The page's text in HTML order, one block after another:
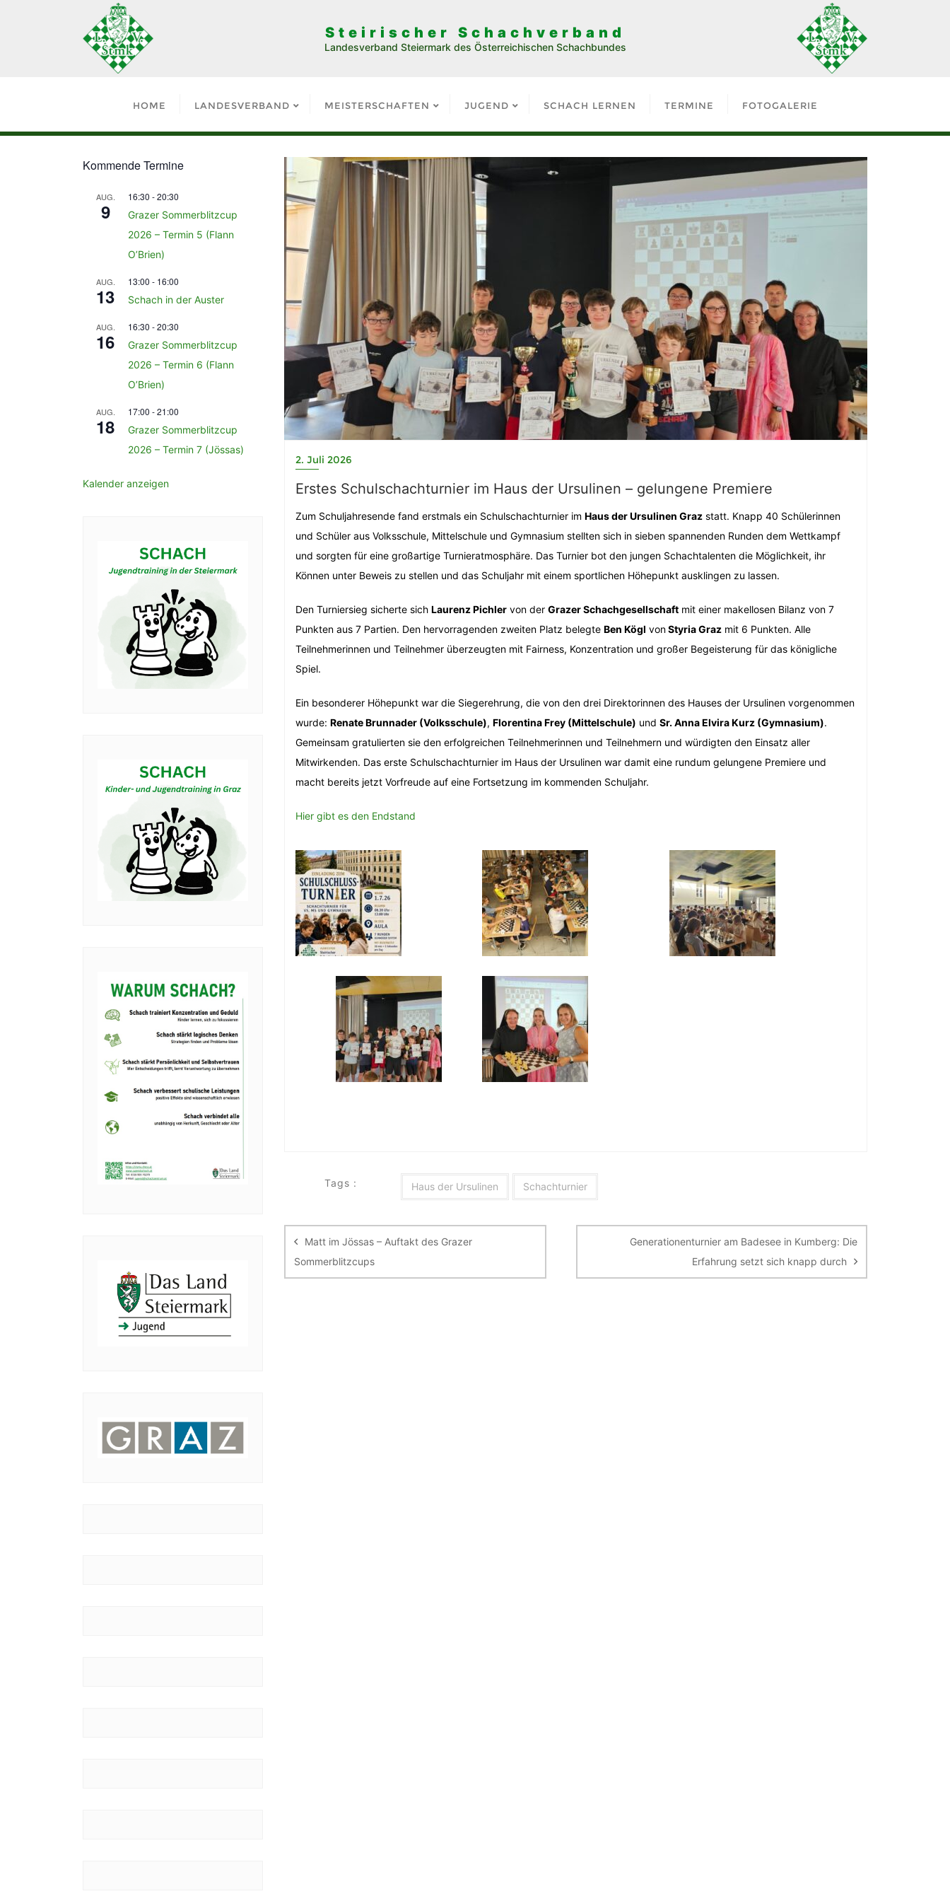
Steirischer Schachverband
Landesverband Steiermark des Österreichischen Schachbundes
HOME LANDESVERBAND MEISTERSCHAFTEN JUGEND SCHACH LERNEN TERMINE FOTOGALERIE
2. Juli 2026
Erstes Schulschachturnier im Haus der Ursulinen – gelungene Premiere
Zum Schuljahresende fand erstmals ein Schulschachturnier im Haus der Ursulinen Graz statt. Knapp 40 Schülerinnen
und Schüler aus Volksschule, Mittelschule und Gymnasium stellten sich in sieben spannenden Runden dem Wettkampf
und sorgten für eine großartige Turnieratmosphäre. Das Turnier bot den jungen Schachtalenten die Möglichkeit, ihr
Können unter Beweis zu stellen und das Schuljahr mit einem sportlichen Höhepunkt ausklingen zu lassen.
Den Turniersieg sicherte sich Laurenz Pichler von der Grazer Schachgesellschaft mit einer makellosen Bilanz von 7
Punkten aus 7 Partien. Den hervorragenden zweiten Platz belegte Ben Kögl vonStyria Graz mit 6 Punkten. Alle
Teilnehmerinnen und Teilnehmer überzeugten mit Fairness, Konzentration und großer Begeisterung für das königliche
Spiel.
Ein besonderer Höhepunkt war die Siegerehrung, die von den drei Direktorinnen des Hauses der Ursulinen vorgenommen
wurde: Renate Brunnader (Volksschule), Florentina Frey (Mittelschule) und Sr. Anna Elvira Kurz (Gymnasium).
Gemeinsam gratulierten sie den erfolgreichen Teilnehmerinnen und Teilnehmern und würdigten den Einsatz aller
Mitwirkenden. Das erste Schulschachturnier im Haus der Ursulinen war damit eine rundum gelungene Premiere und
macht bereits jetzt Vorfreude auf eine Fortsetzung im kommenden Schuljahr.
Hier gibt es den Endstand
Tags : Haus der Ursulinen Schachturnier
Matt im Jössas – Auftakt des Grazer
Sommerblitzcups
Generationenturnier am Badesee in Kumberg: Die
Erfahrung setzt sich knapp durch
Kommende Termine
AUG.
9
16:30 -20:30
Grazer Sommerblitzcup
2026 – Termin 5 (Flann
O’Brien)
AUG.
13
13:00 - 16:00
Schach in der Auster
AUG.
16
16:30 -20:30
Grazer Sommerblitzcup
2026 – Termin 6 (Flann
O’Brien)
AUG.
18
17:00 -21:00
Grazer Sommerblitzcup
2026 – Termin 7 (Jössas)
Kalender anzeigen